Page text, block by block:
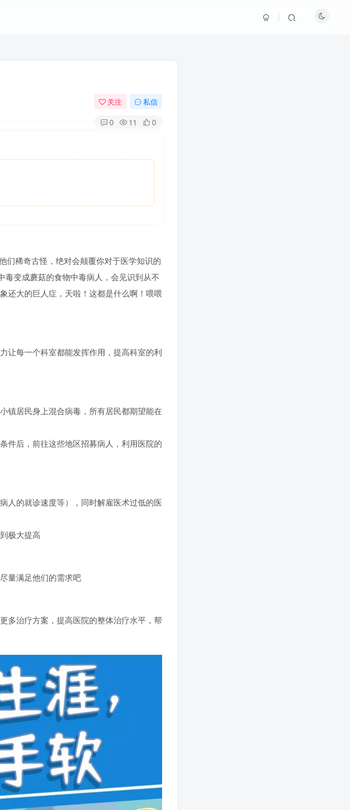
关注 私信
0 11 0
们稀奇古怪，绝对会颠覆你对于医学知识的
变成蘑菇的食物中毒病人，会见识到从不
还大的巨人症，天啦！这都是什么啊！喂喂
让每一个科室都能发挥作用，提高科室的利
镇居民身上混合病毒，所有居民都期望能在
件后，前往这些地区招募病人，利用医院的
人的就诊速度等），同时解雇医术过低的医
极大提高
量满足他们的需求吧
多治疗方案，提高医院的整体治疗水平，帮